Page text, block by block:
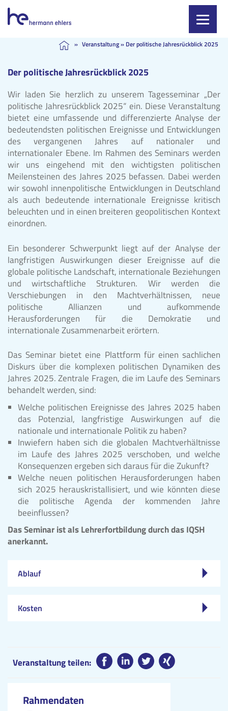
content
» Veranstaltung» Der politische Jahresrückblick 2025
Der politische Jahresrückblick 2025
Wir laden Sie herzlich zu unserem Tagesseminar „Der
politische Jahresrückblick 2025“ ein. Diese Veranstaltung
bietet eine umfassende und differenzierte Analyse der
bedeutendsten politischen Ereignisse und Entwicklungen
des vergangenen Jahres auf nationaler und
internationaler Ebene. Im Rahmen des Seminars werden
wir uns eingehend mit den wichtigsten politischen
Meilensteinen des Jahres 2025 befassen. Dabei werden
wir sowohl innenpolitische Entwicklungen in Deutschland
als auch bedeutende internationale Ereignisse kritisch
beleuchten und in einen breiteren geopolitischen Kontext
einordnen.
Ein besonderer Schwerpunkt liegt auf der Analyse der
langfristigen Auswirkungen dieser Ereignisse auf die
globale politische Landschaft, internationale Beziehungen
und wirtschaftliche Strukturen. Wir werden die
Verschiebungen in den Machtverhältnissen, neue
politische Allianzen und aufkommende
Herausforderungen für die Demokratie und
internationale Zusammenarbeit erörtern.
Das Seminar bietet eine Plattform für einen sachlichen
Diskurs über die komplexen politischen Dynamiken des
Jahres 2025. Zentrale Fragen, die im Laufe des Seminars
behandelt werden, sind:
Welche politischen Ereignisse des Jahres 2025 haben
das Potenzial, langfristige Auswirkungen auf die
nationale und internationale Politik zu haben?
Inwiefern haben sich die globalen Machtverhältnisse
im Laufe des Jahres 2025 verschoben, und welche
Konsequenzen ergeben sich daraus für die Zukunft?
Welche neuen politischen Herausforderungen haben
sich 2025 herauskristallisiert, und wie könnten diese
die politische Agenda der kommenden Jahre
beeinflussen?
Das Seminar ist als Lehrerfortbildung durch das IQSH
anerkannt.
Ablauf
Kosten
Veranstaltung teilen:
Rahmendaten